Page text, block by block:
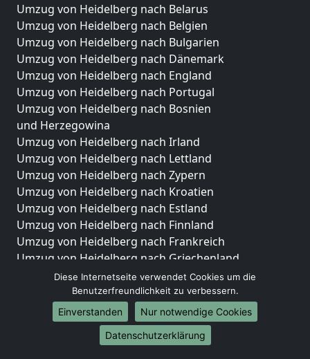
Umzug von Heidelberg nach Belarus
Umzug von Heidelberg nach Belgien
Umzug von Heidelberg nach Bulgarien
Umzug von Heidelberg nach Dänemark
Umzug von Heidelberg nach England
Umzug von Heidelberg nach Portugal
Umzug von Heidelberg nach Bosnien
und Herzegowina
Umzug von Heidelberg nach Irland
Umzug von Heidelberg nach Lettland
Umzug von Heidelberg nach Zypern
Umzug von Heidelberg nach Kroatien
Umzug von Heidelberg nach Estland
Umzug von Heidelberg nach Finnland
Umzug von Heidelberg nach Frankreich
Umzug von Heidelberg nach Griechenland
Umzug von Heidelberg nach Italien
Umzug von Heidelberg nach Liechtenstein
Umzug von Heidelberg nach Luxemburg
Umzug von Heidelberg nach Niederlande
Umzug von Heidelberg nach Norwegen
Diese Internetseite verwendet Cookies um die
Benutzerfreundlichkeit zu verbessern.
Einverstanden
Nur notwendige Cookies
Datenschutzerklärung